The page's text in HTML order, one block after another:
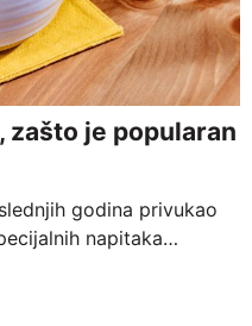
zašto je popularan
godina privukao
napitaka…